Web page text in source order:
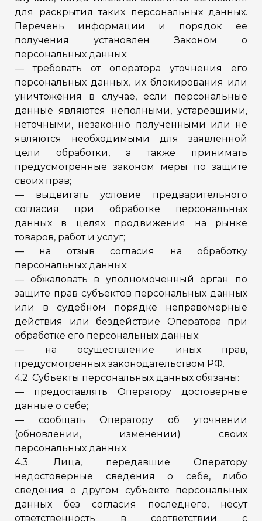
для раскрытия таких персональных данных.
Перечень информации и порядок ее
получения установлен Законом о
персональных данных;
— требовать от оператора уточнения его
персональных данных, их блокирования или
уничтожения в случае, если персональные
данные являются неполными, устаревшими,
неточными, незаконно полученными или не
являются необходимыми для заявленной
цели обработки, а также принимать
предусмотренные законом меры по защите
своих прав;
— выдвигать условие предварительного
согласия при обработке персональных
данных в целях продвижения на рынке
товаров, работ и услуг;
— на отзыв согласия на обработку
персональных данных;
— обжаловать в уполномоченный орган по
защите прав субъектов персональных данных
или в судебном порядке неправомерные
действия или бездействие Оператора при
обработке его персональных данных;
— на осуществление иных прав,
предусмотренных законодательством РФ.
4.2. Субъекты персональных данных обязаны:
— предоставлять Оператору достоверные
данные о себе;
— сообщать Оператору об уточнении
(обновлении, изменении) своих
персональных данных.
4.3. Лица, передавшие Оператору
недостоверные сведения о себе, либо
сведения о другом субъекте персональных
данных без согласия последнего, несут
ответственность в соответствии с